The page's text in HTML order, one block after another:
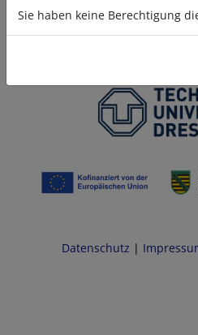
Sie haben keine Berechtigung
Datenschutz |